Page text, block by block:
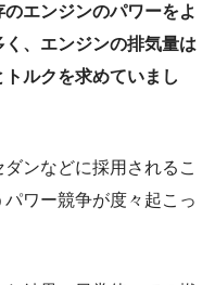
エンジンのパワーをよ
、エンジンの排気量は
ルクを求めていまし
ンなどに採用されるこ
ワー競争が度々起こっ